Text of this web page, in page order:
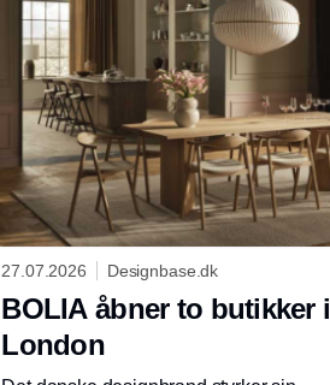
27.07.2026 Designbase.dk
BOLIA åbner to butikker i
London